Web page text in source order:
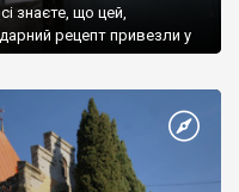
знаєте, що цей,
рецепт привезли у